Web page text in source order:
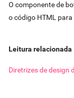
O componente de
o código HTML para
Leitura relacionada
Diretrizes de design